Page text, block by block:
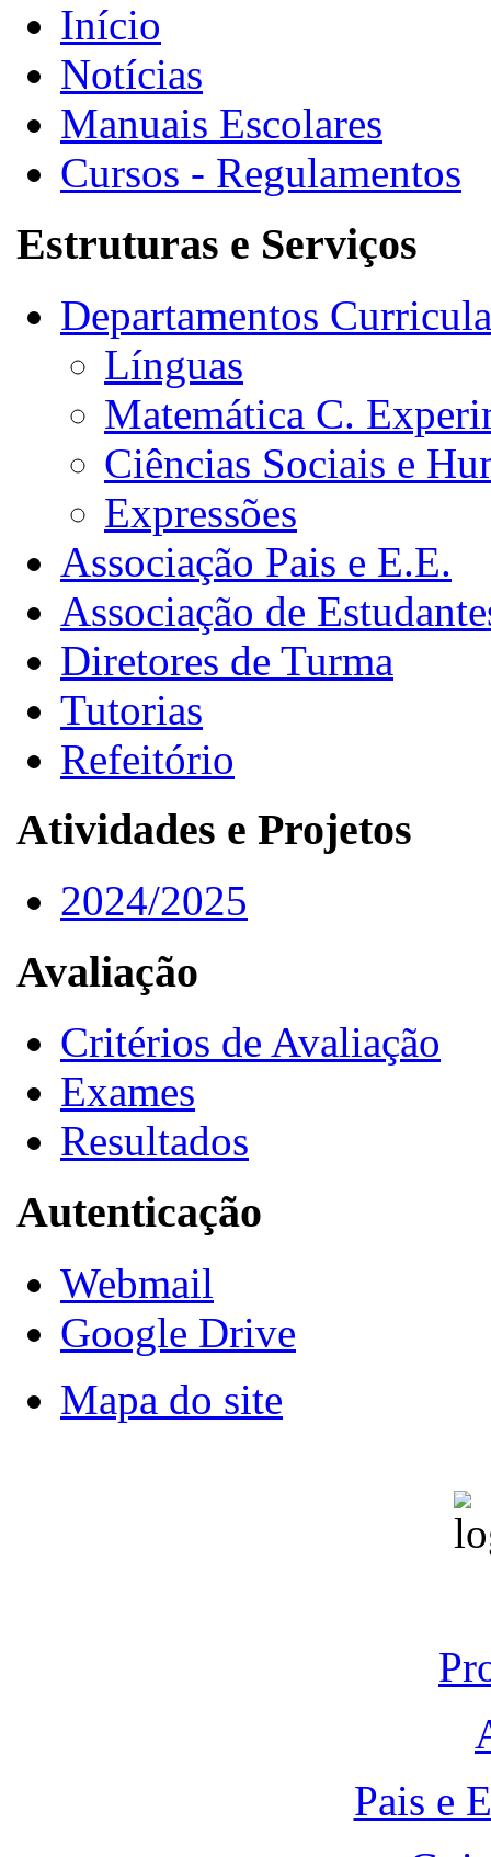
Início
Notícias
Manuais Escolares
Cursos - Regulamentos
Estruturas e Serviços
Departamentos
Línguas
Matemática C.
Ciências Sociais e
Expressões
Associação Pais e E.E.
Associação de
Diretores de Turma
Tutorias
Refeitório
Atividades e Projetos
2024/2025
Avaliação
Critérios de Avaliação
Exames
Resultados
Autenticação
Webmail
Google Drive
Mapa do site
Pais e